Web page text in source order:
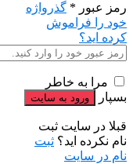
رمز عبور * گذرواژه
خود را فراموش
کرده اید؟
مرا به خاطر
بسپار
قبلا در سایت ثبت
نام نکرده اید؟ ثبت
نام در سایت